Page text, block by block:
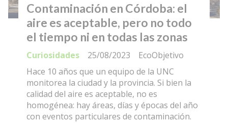
Contaminación en Córdoba: el
aire es aceptable, pero no todo
el tiempo ni en todas las zonas
EcoObjetivo
Curiosidades
25/08/2023
Hace 10 años que un equipo de la UNC
monitorea la ciudad y la provincia. Si bien la
calidad del aire es aceptable, no es
homogénea: hay áreas, días y épocas del año
con eventos particulares de contaminación.